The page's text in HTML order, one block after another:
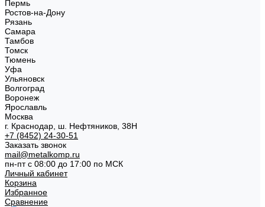
Пермь
Ростов-на-Дону
Рязань
Самара
Тамбов
Томск
Тюмень
Уфа
Ульяновск
Волгоград
Воронеж
Ярославль
Москва
г. Краснодар, ш. Нефтяников, 38Н
+7 (8452) 24-30-51
Заказать звонок
mail@metalkomp.ru
пн-пт с 08:00 до 17:00 по МСК
Личный кабинет
Корзина
Избранное
Сравнение